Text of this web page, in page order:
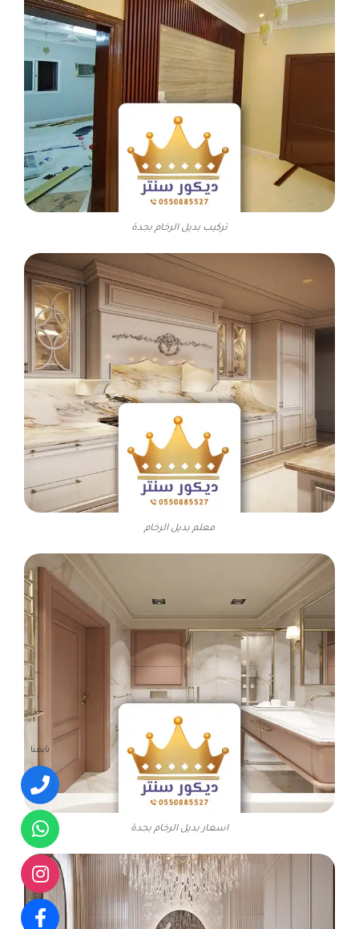
تركيب بديل الرخام بجدة
معلم بديل الرخام
اسعار بديل الرخام بجدة
تابعنا